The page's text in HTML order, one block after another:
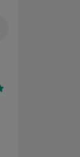
Claudio Di Gennaro